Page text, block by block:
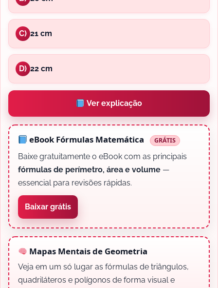
C) 21 cm
D) 22 cm
Ver explicação
eBook Fórmulas Matemática GRÁTIS
Baixe gratuitamente o eBook com as principais
fórmulas de perímetro, área e volume —
essencial para revisões rápidas.
Baixar grátis
Mapas Mentais de Geometria
Veja em um só lugar as fórmulas de triângulos,
quadriláteros e polígonos de forma visual e